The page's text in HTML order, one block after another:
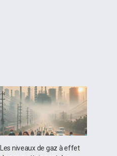
Les niveaux de gaz à effet